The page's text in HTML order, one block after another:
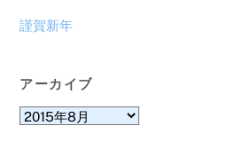
謹賀新年
アーカイブ
ア